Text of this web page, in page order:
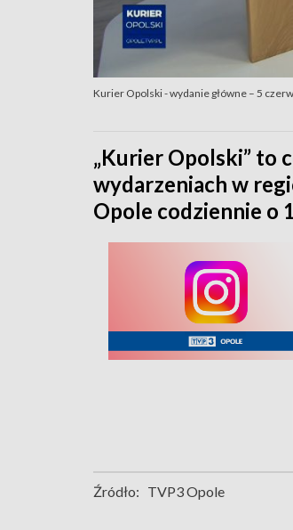
Kurier Opolski - wydanie główne – 5
„Kurier Opolski” to
wydarzeniach w
Opole codziennie o
Źródło: TVP3 Opole